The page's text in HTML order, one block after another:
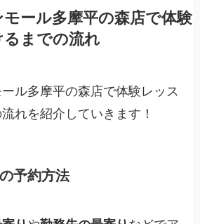
ール多摩平の森店で体験
るまでの流れ
ル多摩平の森店で体験レッス
れを紹介していきます！
予約方法